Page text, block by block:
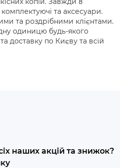
та аксесуари.
та роздрібними клієнтами.
одиницю будь-якого
доставку по Києву та всій
наших акцій та знижок?